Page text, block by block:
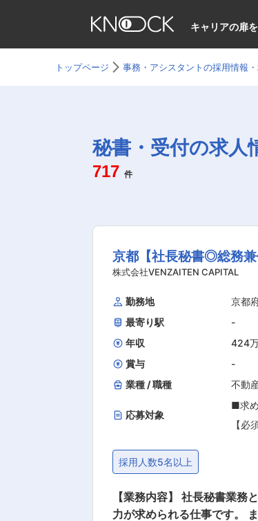
キャリアの扉
トップページ 事務・アシスタントの採用情報・
秘書・受付の求人
717 件
京都【社長秘書◎総務
株式会社VENZAITEN CAPITAL
勤務地
京都
最寄り駅
-
年収
424
賞与
-
業種 / 職種
不動
応募対象
■求
【必
■出
採用人数5名以上
【業務内容】 社長秘書業
力が求められる仕事です。 ま